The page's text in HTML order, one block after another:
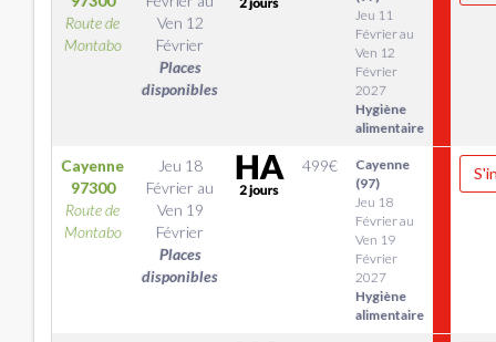
Route de
Montabo
Ven 12
Février
Places
disponibles
Jeu 11
Février au
Ven 12
Février
2027
Hygiène
alimentaire
Cayenne
97300
Route de
Montabo
Jeu 18
Février au
Ven 19
Février
Places
disponibles
499€
Cayenne
(97)
Jeu 18
Février au
Ven 19
Février
2027
Hygiène
alimentaire